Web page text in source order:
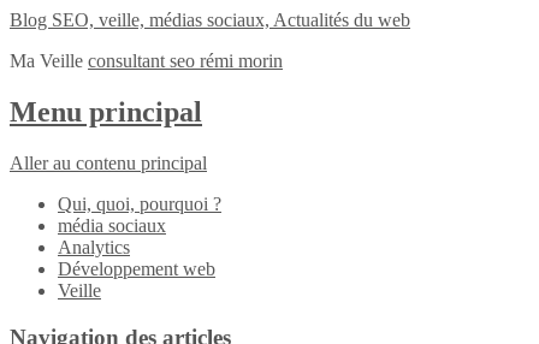
Blog SEO, veille, médias sociaux, Actualités du web
Ma Veille consultant seo rémi morin
Menu principal
Aller au contenu principal
Qui, quoi, pourquoi ?
média sociaux
Analytics
Développement web
Veille
Navigation des articles